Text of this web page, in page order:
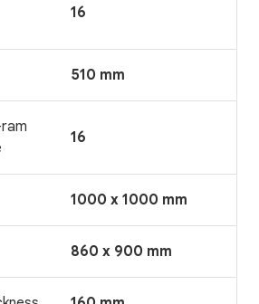
16
510 mm
16
1000 x 1000 mm
860 x 900 mm